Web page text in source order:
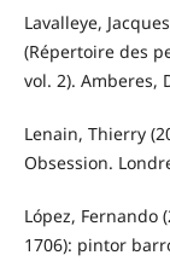
Lavalleye,
(Répertoire des
vol. 2). Amberes,
Lenain, Thierry
Obsession.
López, Fernando
1706): pintor